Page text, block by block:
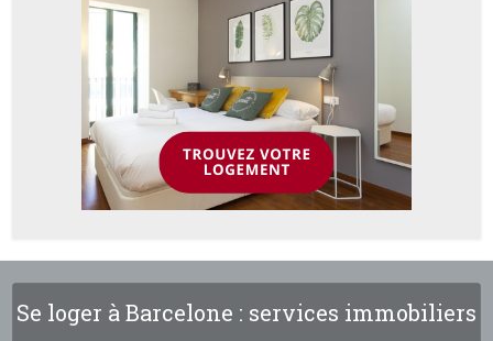
Se loger à Barcelone : services immobiliers